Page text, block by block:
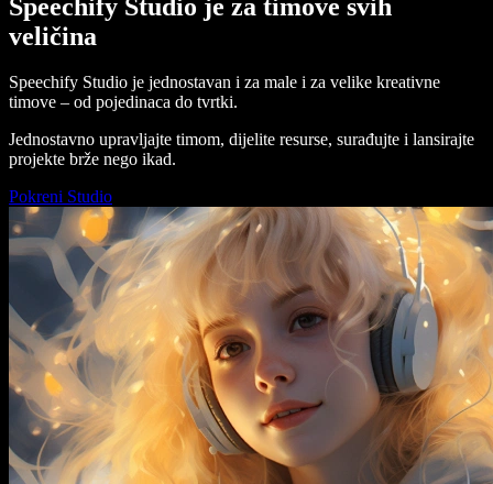
Speechify Studio je za timove svih
veličina
Speechify Studio je jednostavan i za male i za velike kreativne
timove – od pojedinaca do tvrtki.
Jednostavno upravljajte timom, dijelite resurse, surađujte i lansirajte
projekte brže nego ikad.
Pokreni Studio